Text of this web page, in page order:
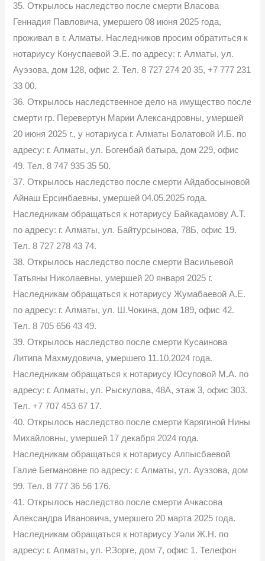
35. Открылось наследство после смерти Власова
Геннадия Павловича, умершего 08 июня 2025 года,
проживал в г. Алматы. Наследников просим обратиться к
нотариусу Конуспаевой Э.Е. по адресу: г. Алматы, ул.
Ауэзова, дом 128, офис 2. Тел. 8 727 274 20 35, +7 777 231
33 00.
36. Открылось наследственное дело на имущество после
смерти гр. Перевертун Марии Александровны, умершей
20 июня 2025 г., у нотариуса г. Алматы Болатовой И.Б. по
адресу: г. Алматы, ул. Богенбай батыра, дом 229, офис
49. Тел. 8 747 935 35 50.
37. Открылось наследство после смерти Айдабосыновой
Айнаш Ерсинбаевны, умершей 04.05.2025 года.
Наследникам обращаться к нотариусу Байкадамову А.Т.
по адресу: г. Алматы, ул. Байтурсынова, 78Б, офис 19.
Тел. 8 727 278 43 74.
38. Открылось наследство после смерти Васильевой
Татьяны Николаевны, умершей 20 января 2025 г.
Наследникам обращаться к нотариусу Жумабаевой А.Е.
по адресу: г. Алматы, ул. Ш.Чокина, дом 189, офис 42.
Тел. 8 705 656 43 49.
39. Открылось наследство после смерти Кусаинова
Литипа Махмудовича, умершего 11.10.2024 года.
Наследникам обращаться к нотариусу Юсуповой М.А. по
адресу: г. Алматы, ул. Рыскулова, 48А, этаж 3, офис 303.
Тел. +7 707 453 67 17.
40. Открылось наследство после смерти Карягиной Нины
Михайловны, умершей 17 декабря 2024 года.
Наследникам обращаться к нотариусу Алпысбаевой
Галие Бегмановне по адресу: г. Алматы, ул. Ауэзова, дом
99. Тел. 8 777 36 56 176.
41. Открылось наследство после смерти Ачкасова
Александра Ивановича, умершего 20 марта 2025 года.
Наследникам обращаться к нотариусу Уәли Ж.Н. по
адресу: г. Алматы, ул. Р.Зорге, дом 7, офис 1. Телефон